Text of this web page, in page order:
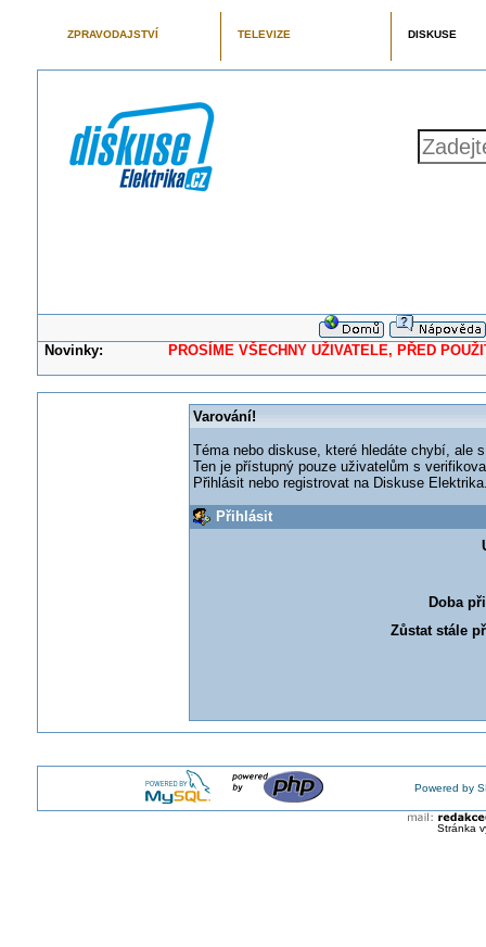
ZPRAVODAJSTVÍ TELEVIZE DISKUSE
Novinky: PROSÍME VŠECHNY UŽIVATELE, PŘED
Varování!
Téma nebo diskuse, které hledáte chybí, ale
Ten je přístupný pouze uživatelům s
Přihlásit nebo registrovat na Diskuse
Přihlásit
Doba
Zůstat stále
Powered by
Stránka